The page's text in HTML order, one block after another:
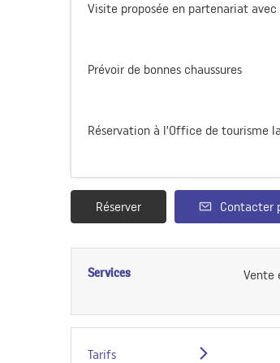
Visite proposée en partenariat avec
Prévoir de bonnes chaussures
Réservation à l’Office de tourisme
Réserver Contacter
Services Vente
Tarifs